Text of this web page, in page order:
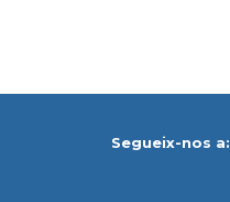
Segueix-nos a: